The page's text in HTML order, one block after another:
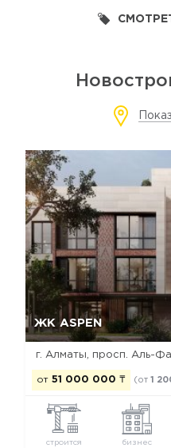
ЖК ASPEN
г. Алматы, просп. Аль-
от 51 000 000 ₸ (от 1
строится бизнес